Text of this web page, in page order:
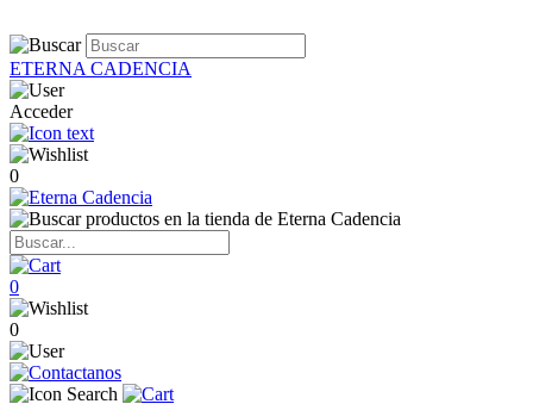
ETERNA CADENCIA
Acceder
0
0
0